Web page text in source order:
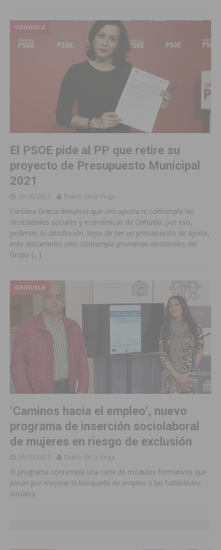
ORIHUELA
El PSOE pide al PP que retire su
proyecto de Presupuesto Municipal
2021
26/10/2021 Diario de la Vega
Carolina Gracia denuncia que «no aporta ni contempla las
necesidades sociales y económicas de Orihuela, por eso,
pedimos su devolución, lejos de ser un presupuesto de ajuste,
este documento sólo contempla promesas electorales del
Grupo […]
ORIHUELA
‘Caminos hacia el empleo’, nuevo
programa de inserción sociolaboral
de mujeres en riesgo de exclusión
26/10/2021 Diario de la Vega
El programa contempla una serie de módulos formativos que
pasan por mejorar la búsqueda de empleo o las habilidades
sociales